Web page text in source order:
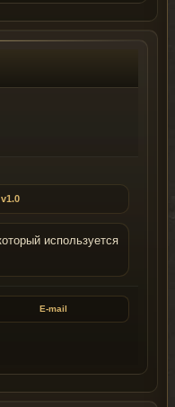
используется
E-mail